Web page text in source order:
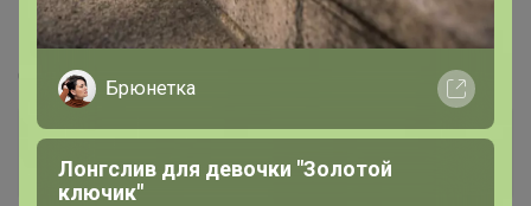
Грунты, Удобрения, Горшки - всё для садовода ❗
без транспортных ❗ минимальное ожидание ❗
выкуп 1-2 раза в неделю* (С/М)
Стоп 10 августа
Брюнетка
Лонгслив для девочки "Золотой
ключик"